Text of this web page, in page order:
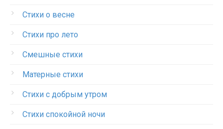
Стихи о весне
Стихи про лето
Смешные стихи
Матерные стихи
Стихи с добрым утром
Стихи спокойной ночи